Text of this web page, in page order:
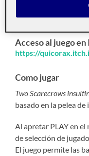
Entrega de la PEC 1
videojuegos 2D.
Acceso al juego
https://
Como jugar
Two Scarecrows
basado en la pelea
Al apretar PLAY en
de selección de
El juego permite las